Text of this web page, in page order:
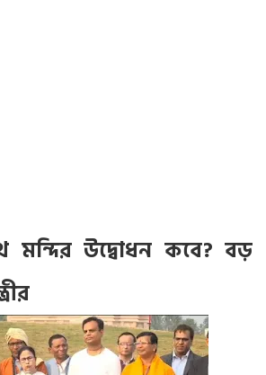
মন্দির উদ্বোধন কবে? বড়